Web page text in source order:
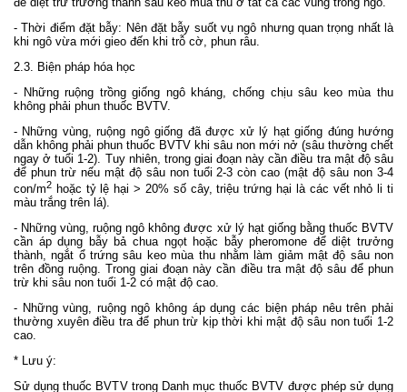
- Thời điểm đặt bẫy: Nên đặt bẫy suốt vụ ngô nhưng quan trọng nhất là
khi ngô vừa mới gieo đến khi trỗ cờ, phun râu.
2.3. Biện pháp hóa học
- Những ruộng trồng giống ngô kháng, chống chịu sâu keo mùa thu
không phải phun thuốc BVTV.
- Những vùng, ruộng ngô giống đã được xử lý hạt giống đúng hướng
dẫn không phải phun thuốc BVTV khi sâu non mới nở (sâu thường chết
ngay ở tuổi 1-2). Tuy nhiên, trong giai đoạn này cần điều tra mật độ sâu
để phun trừ nếu mật độ sâu non tuổi 2-3 còn cao (mật độ sâu non 3-4
con/m2 hoặc tỷ lệ hại > 20% số cây, triệu trứng hại là các vết nhỏ li ti
màu trắng trên lá).
- Những vùng, ruộng ngô không được xử lý hạt giống bằng thuốc BVTV
cần áp dụng bẫy bả chua ngọt hoặc bẫy pheromone để diệt trưởng
thành, ngắt ổ trứng sâu keo mùa thu nhằm làm giảm mật độ sâu non
trên đồng ruộng. Trong giai đoạn này cần điều tra mật độ sâu để phun
trừ khi sâu non tuổi 1-2 có mật độ cao.
- Những vùng, ruộng ngô không áp dụng các biện pháp nêu trên phải
thường xuyên điều tra để phun trừ kịp thời khi mật độ sâu non tuổi 1-2
cao.
* Lưu ý:
Sử dụng thuốc BVTV trong Danh mục thuốc BVTV được phép sử dụng